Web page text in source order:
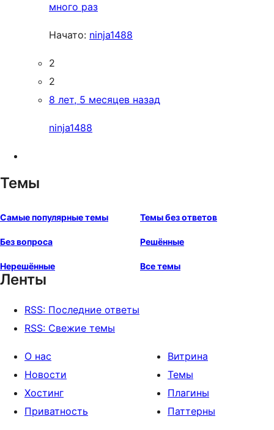
много раз
Начато: ninja1488
2
2
8 лет, 5 месяцев назад
ninja1488
Темы
Самые популярные темы Темы без ответов
Без вопроса Решённые
Нерешённые Все темы
Ленты
RSS: Последние ответы
RSS: Свежие темы
О нас
Новости
Хостинг
Приватность
Витрина
Темы
Плагины
Паттерны